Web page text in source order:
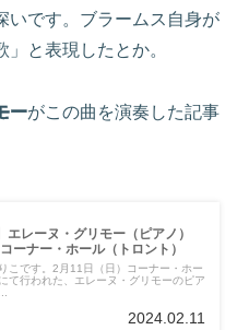
いです。ブラームス自身が
」と表現したとか。
ーがこの曲を演奏した記事
エレーヌ・グリモー（ピアノ）
ーナー・ホール（トロント）
こです。2月11日（日）コーナー・ホー
て行われた、エレーヌ・グリモーのピア
2024.02.11